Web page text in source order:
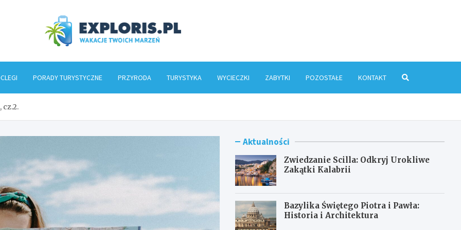
PORADY TURYSTYCZNE PRZYRODA TURYSTYKA WYCIECZKI ZABYTKI POZOSTAŁE KONTAKT
Aktualności
Zwiedzanie Scilla: Odkryj Urokliwe
Zakątki Kalabrii
Bazylika Świętego Piotra i Pawła:
Historia i Architektura